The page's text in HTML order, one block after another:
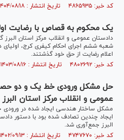
کد خبر: ۴۸۶۵۹۳۵ تاریخ انتشار : ۱۴۰۴/۰۸/۱۸
یک محکوم به قصاص با رضایت
دادستان عمومی و انقلاب مرکز استان
شعبه ششم اجرای احکام کیفری کرج،
اعلام رضایت از حق خود گذشتند.
کد خبر: ۴۸۰۲۶۹۲ تاریخ انتشار : ۱۴۰۳/۰۸/۱۶
حل مشکل ورودی خط یک و دو
عمومی و انقلاب مرکز استان البرز
مشکل ساختار هندسی ایجاد شده در
ایجاد چندین تصادف شده بود با دستور
البرز جمع‌آوری شد.
کد خبر: ۴۷۴۷۶۷۰ تاریخ انتشار : ۱۴۰۲/۰۹/۱۳